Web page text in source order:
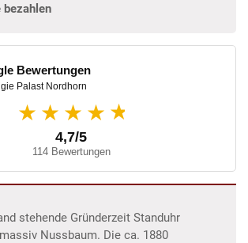
bezahlen
Bewertungen
Palast Nordhorn
★★★★ ★
4,7/5
114 Bewertungen
stehende Gründerzeit Standuhr
Nussbaum. Die ca. 1880